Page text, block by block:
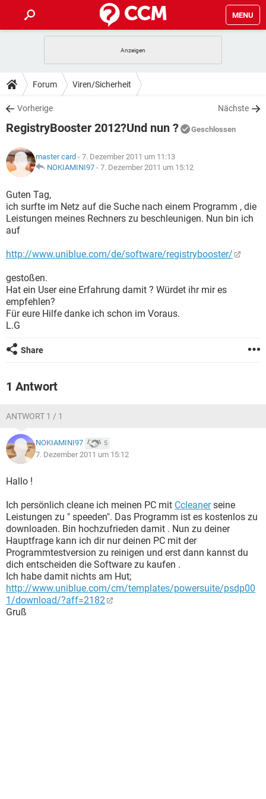
MENU
ANDROID
WINDOWS 10
WHATSAPP TIKTOK
FACEBOOK
TIPPS & TRICKS
SPIELE
WHATSAPP TIKTOK
FACEBOOK
DOWNLOADS
SPIELE STREAMING
ANDROID
WINDOWS 10 INSTAGRAM
WHATSAPP
FACEBOOK HARDWARE
FORUM
SPIELE STREAMING
ANDROID
WINDOWS 10
WHATSAPP TIKTOK
LEXIKON
SPIELE
ANDROID IOS
WINDOWS 10
WHATSAPP TIKTOK
Forum Viren/Sicherheit
Vorherige Nächste
RegistryBooster 2012?Und nun ? Geschlossen
master card - 7. Dezember 2011 um 11:13
NOKIAMINI97 - 7. Dezember 2011 um 15:12
Guten Tag,
ich surfte im Netz auf die Suche nach einem Programm , die
Leistungen meines Rechners zu beschleunigen. Nun bin ich
auf
http://www.uniblue.com/de/software/registrybooster/
gestoßen.
Hat ein User eine Erfahrung damit ? Würdet ihr mir es
empfehlen?
Für eure Hilfe danke ich schon im Voraus.
L.G
Share
1 Antwort
ANTWORT 1 / 1
NOKIAMINI97 5
7. Dezember 2011 um 15:12
Hallo !
Ich persönlich cleane ich meinen PC mit Ccleanerseine
Leistungen zu " speeden". Das Programm ist es kostenlos zu
downloaden. Bin hochzufrieden damit . Nun zu deiner
Hauptfrage kann ich dir nur deinen PC mit der
Programmtestversion zu reinigen und erst dann kannst du
dich entscheiden die Software zu kaufen .
Ich habe damit nichts am Hut;
http://www.uniblue.com/cm/templates/powersuite/psdp00
1/download/?aff=2182
Gruß